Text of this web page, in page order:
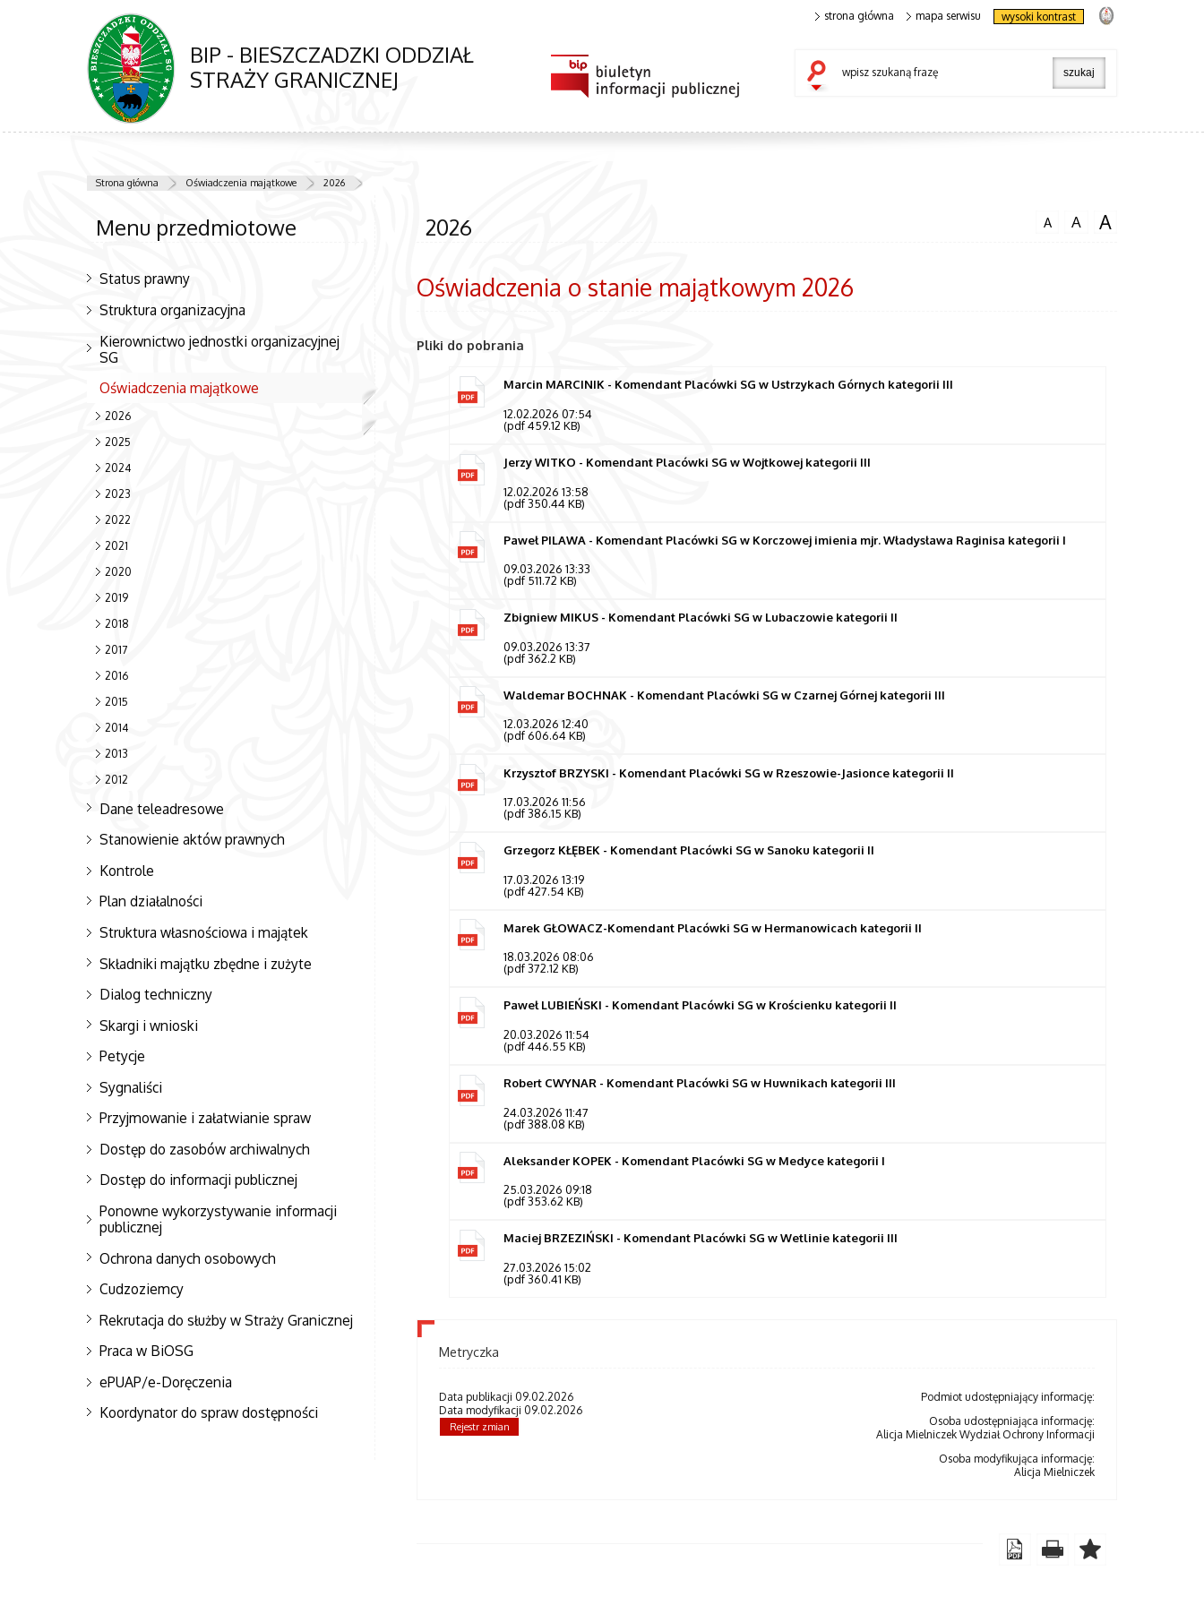
BIP - BIESZCZADZKI ODDZIAŁ
STRAŻY GRANICZNEJ
strona główna mapa serwisu wysoki kontrast
wpisz szukaną frazę
Strona główna Oświadczenia majątkowe 2026
Menu przedmiotowe
Status prawny
Struktura organizacyjna
Kierownictwo jednostki organizacyjnej
SG
Oświadczenia majątkowe
2026
2025
2024
2023
2022
2021
2020
2019
2018
2017
2016
2015
2014
2013
2012
Dane teleadresowe
Stanowienie aktów prawnych
Kontrole
Plan działalności
Struktura własnościowa i majątek
Składniki majątku zbędne i zużyte
Dialog techniczny
Skargi i wnioski
Petycje
Sygnaliści
Przyjmowanie i załatwianie spraw
Dostęp do zasobów archiwalnych
Dostęp do informacji publicznej
Ponowne wykorzystywanie informacji
publicznej
Ochrona danych osobowych
Cudzoziemcy
Rekrutacja do służby w Straży Granicznej
Praca w BiOSG
ePUAP/e-Doręczenia
Koordynator do spraw dostępności
2026 A A A
Oświadczenia o stanie majątkowym 2026
Pliki do pobrania
Marcin MARCINIK - Komendant Placówki SG w Ustrzykach Górnych kategorii III
12.02.2026 07:54
(pdf 459.12 KB)
Jerzy WITKO - Komendant Placówki SG w Wojtkowej kategorii III
12.02.2026 13:58
(pdf 350.44 KB)
Paweł PILAWA - Komendant Placówki SG w Korczowej imienia mjr. Władysława Raginisa kategorii I
09.03.2026 13:33
(pdf 511.72 KB)
Zbigniew MIKUS - Komendant Placówki SG w Lubaczowie kategorii II
09.03.2026 13:37
(pdf 362.2 KB)
Waldemar BOCHNAK - Komendant Placówki SG w Czarnej Górnej kategorii III
12.03.2026 12:40
(pdf 606.64 KB)
Krzysztof BRZYSKI - Komendant Placówki SG w Rzeszowie-Jasionce kategorii II
17.03.2026 11:56
(pdf 386.15 KB)
Grzegorz KŁĘBEK - Komendant Placówki SG w Sanoku kategorii II
17.03.2026 13:19
(pdf 427.54 KB)
Marek GŁOWACZ-Komendant Placówki SG w Hermanowicach kategorii II
18.03.2026 08:06
(pdf 372.12 KB)
Paweł LUBIEŃSKI - Komendant Placówki SG w Krościenku kategorii II
20.03.2026 11:54
(pdf 446.55 KB)
Robert CWYNAR - Komendant Placówki SG w Huwnikach kategorii III
24.03.2026 11:47
(pdf 388.08 KB)
Aleksander KOPEK - Komendant Placówki SG w Medyce kategorii I
25.03.2026 09:18
(pdf 353.62 KB)
Maciej BRZEZIŃSKI - Komendant Placówki SG w Wetlinie kategorii III
27.03.2026 15:02
(pdf 360.41 KB)
Metryczka
Data publikacji 09.02.2026
Data modyfikacji 09.02.2026
Rejestr zmian
Podmiot udostępniający informację:
Osoba udostępniająca informację:
Alicja Mielniczek Wydział Ochrony Informacji
Osoba modyfikująca informację:
Alicja Mielniczek